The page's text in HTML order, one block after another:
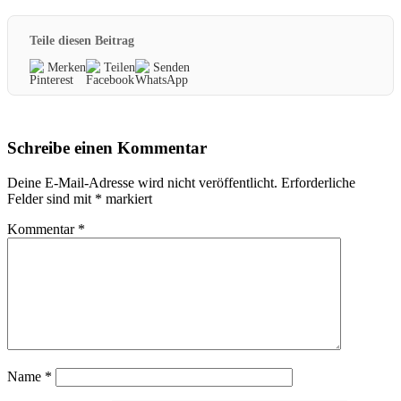
Teile diesen Beitrag
Merken
Teilen Senden
Schreibe einen Kommentar
Deine E-Mail-Adresse wird nicht veröffentlicht. Erforderliche
Felder sind mit * markiert
Kommentar *
Name *